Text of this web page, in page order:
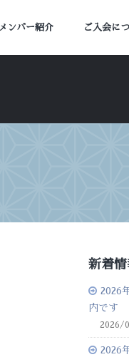
メンバー紹介 ご入会に
新着
2026
内です
2026/
2026